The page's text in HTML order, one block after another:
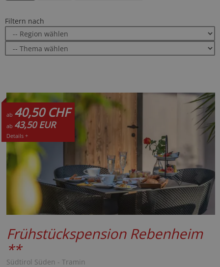
Filtern nach
ab 40,50 CHF
ab 43,50 EUR
Details +
Frühstückspension Rebenheim
**
Südtirol Süden - Tramin